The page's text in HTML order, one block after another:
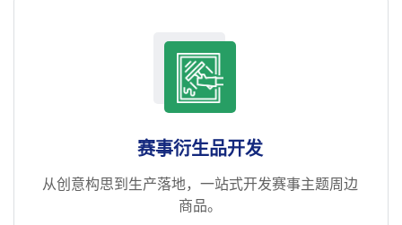
赛事衍生品开发
从创意构思到生产落地，一站式开发赛事主题周边
商品。